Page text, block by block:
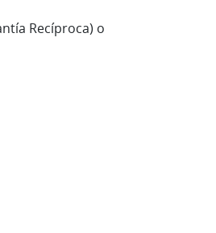
Recíproca) o